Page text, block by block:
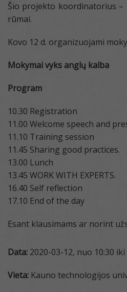
Šio projekto koordinatorius
rūmai.
Kovo 12 d. organizuojami
Mokymai vyks anglų kalba
Program
10.30 Registration
11.00 Welcome speech and
11.10 Training session
11.45 Sharing good practices.
13.00 Lunch
13.45 WORK WITH EXPERTS.
16.40 Self reflection
17.10 End of the day
Esant klausimams ar norint
Data: 2020-03-12, nuo 10:30 iki
Vieta: Kauno technologijos